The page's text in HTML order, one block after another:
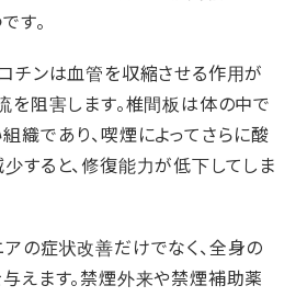
す。
チンは血管を収縮させる作用が
を阻害します。椎間板は体の中で
織であり、喫煙によってさらに酸
すると、修復能力が低下してしま
の症状改善だけでなく、全身の
えます。禁煙外来や禁煙補助薬